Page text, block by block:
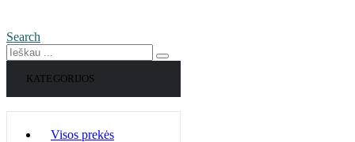
Search
KATEGORIJOS
Visos prekės